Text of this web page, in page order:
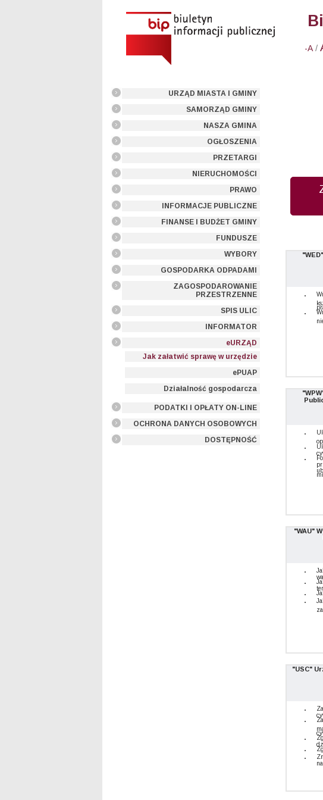
-A /
URZĄD MIASTA I GMINY
SAMORZĄD GMINY
NASZA GMINA
OGŁOSZENIA
PRZETARGI
NIERUCHOMOŚCI
PRAWO
INFORMACJE PUBLICZNE
FINANSE I BUDŻET GMINY
FUNDUSZE
WYBORY
GOSPODARKA ODPADAMI
ZAGOSPODAROWANIE
PRZESTRZENNE
SPIS ULIC
INFORMATOR
eURZĄD
Jak załatwić sprawę w urzędzie
ePUAP
Działalność gospodarcza
PODATKI I OPŁATY ON-LINE
OCHRONA DANYCH OSOBOWYCH
DOSTĘPNOŚĆ
"WAU"
"USC"